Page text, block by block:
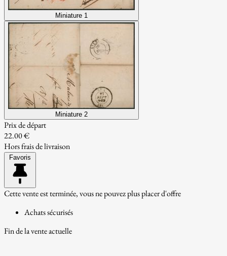
Miniature 1
Miniature 2
Prix de départ
22.00 €
Hors frais de livraison
Favoris
Cette vente est terminée, vous ne pouvez plus placer d'offre
Achats sécurisés
Fin de la vente actuelle